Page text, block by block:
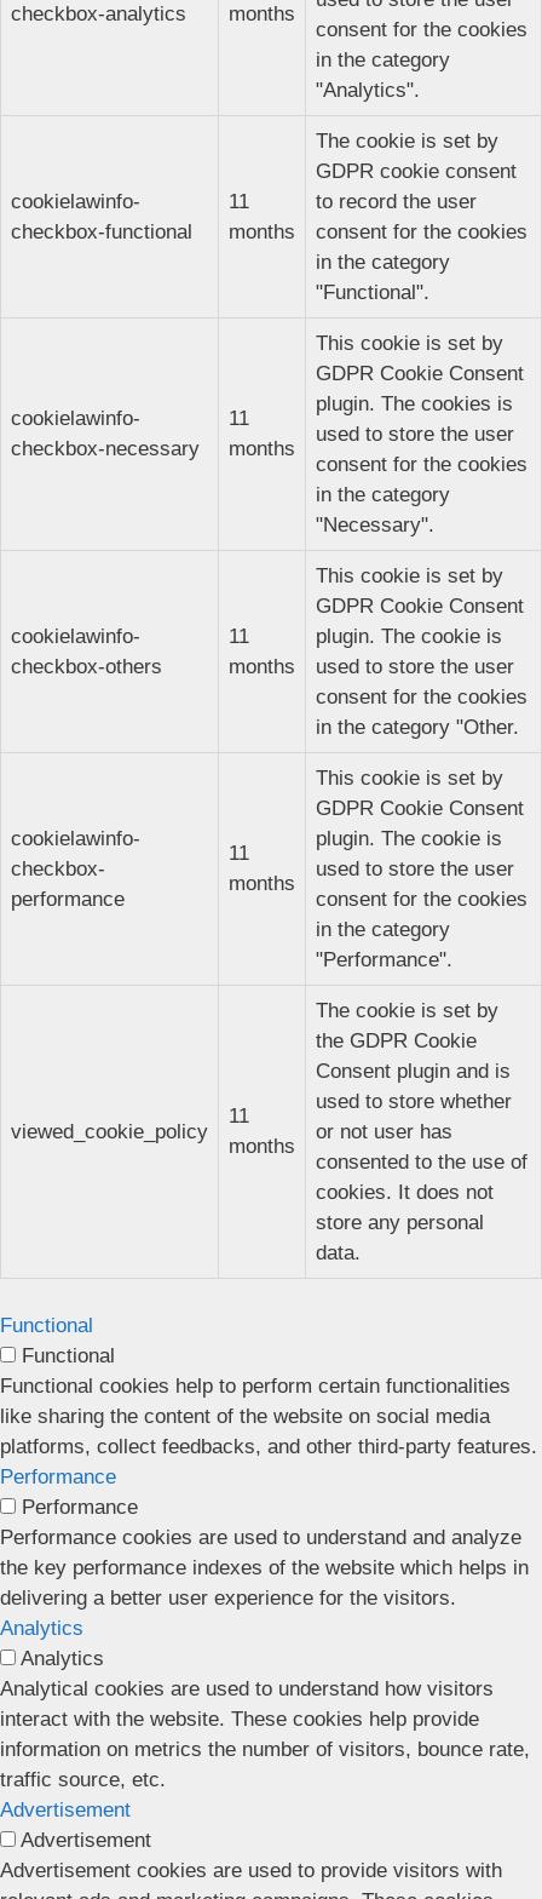
checkbox-analytics
months
consent for the cookies
in the category
"Analytics".
cookielawinfo-
checkbox-functional
11
months
The cookie is set by
GDPR cookie consent
to record the user
consent for the cookies
in the category
"Functional".
cookielawinfo-
checkbox-necessary
11
months
This cookie is set by
GDPR Cookie Consent
plugin. The cookies is
used to store the user
consent for the cookies
in the category
"Necessary".
cookielawinfo-
checkbox-others
11
months
This cookie is set by
GDPR Cookie Consent
plugin. The cookie is
used to store the user
consent for the cookies
in the category "Other.
cookielawinfo-
checkbox-
performance
11
months
This cookie is set by
GDPR Cookie Consent
plugin. The cookie is
used to store the user
consent for the cookies
in the category
"Performance".
viewed_cookie_policy
11
months
The cookie is set by
the GDPR Cookie
Consent plugin and is
used to store whether
or not user has
consented to the use of
cookies. It does not
store any personal
data.
Functional
Functional
Functional cookies help to perform certain functionalities
like sharing the content of the website on social media
platforms, collect feedbacks, and other third-party features.
Performance
Performance
Performance cookies are used to understand and analyze
the key performance indexes of the website which helps in
delivering a better user experience for the visitors.
Analytics
Analytics
Analytical cookies are used to understand how visitors
interact with the website. These cookies help provide
information on metrics the number of visitors, bounce rate,
traffic source, etc.
Advertisement
Advertisement
Advertisement cookies are used to provide visitors with